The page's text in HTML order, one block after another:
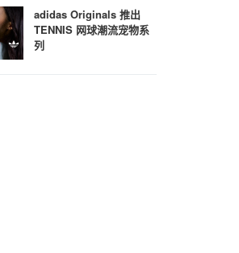
adidas Originals 推出
TENNIS 网球潮流宠物系
列